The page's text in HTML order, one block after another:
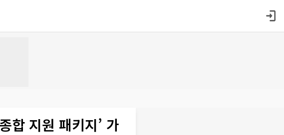
합 지원 패키지’ 가